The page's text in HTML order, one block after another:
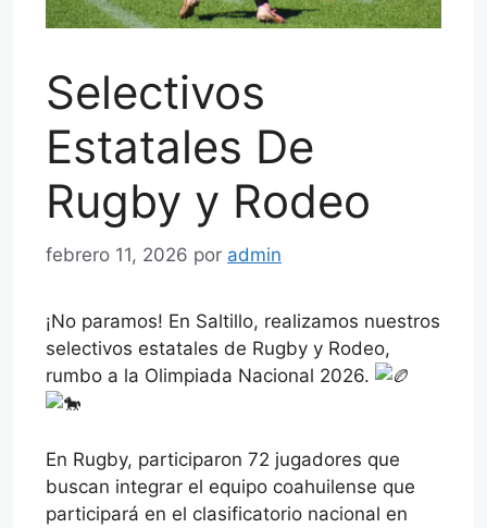
Selectivos
Estatales De
Rugby y Rodeo
febrero 11, 2026 por admin
¡No paramos! En Saltillo, realizamos nuestros
selectivos estatales de Rugby y Rodeo,
rumbo a la Olimpiada Nacional 2026.
En Rugby, participaron 72 jugadores que
buscan integrar el equipo coahuilense que
participará en el clasificatorio nacional en